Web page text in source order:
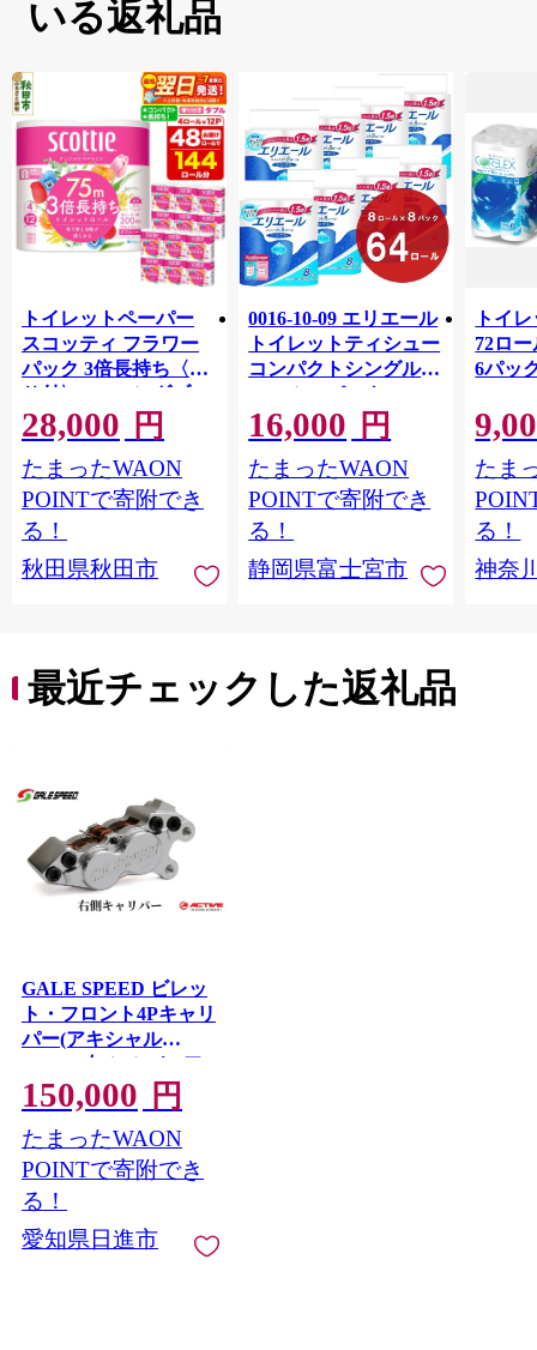
いる返礼品
トイレットペーパー
スコッティ フラワー
パック 3倍長持ち〈香
り付〉4ロール(ダブ
ル)×12パック 日用品
最短翌日発送 [スコッ
ティ フラワーパック
トイレットペーパー
日本製紙クレシア] 秋
田県秋田市
28,000 円
たまったWAON
POINTで寄附でき
る！
秋田県秋田市
0016-10-09 エリエール
トイレットティシュー
コンパクトシングル 8
ロール×8パック 64ロ
ール 1.5倍巻 82.5m
トイレットペーパー
シングル パルプ100％
香りつき 日用品 消耗
品 備蓄
16,000 円
たまったWAON
POINTで寄附でき
る！
静岡県富士宮市
トイ
72ロ
6パッ
FSCリ
長巻タ
100％
防災
ペー
川県
トペー
たま
る！
神奈
最近チェックした返礼品
GALE SPEED ビレッ
ト・フロント4Pキャリ
パー(アキシャル
40mm) 右 シルバーア
ルマイト
150,000 円
たまったWAON
POINTで寄附でき
る！
愛知県日進市